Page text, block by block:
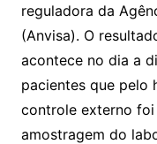
reguladora da
(Anvisa). O
acontece no dia a
pacientes que pelo
controle externo foi
amostragem do